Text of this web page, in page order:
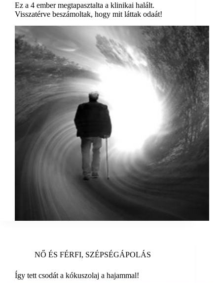
Ez a 4 ember megtapasztalta a klinikai halált.
Visszatérve beszámoltak, hogy mit láttak odaát!
NŐ ÉS FÉRFI, SZÉPSÉGÁPOLÁS
Így tett csodát a kókuszolaj a hajammal!